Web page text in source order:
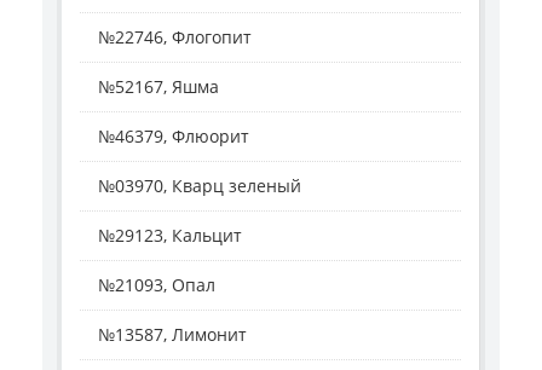
№22746, Флогопит
№52167, Яшма
№46379, Флюорит
№03970, Кварц зеленый
№29123, Кальцит
№21093, Опал
№13587, Лимонит